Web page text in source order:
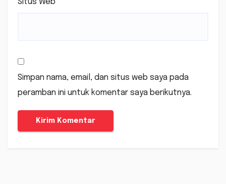
Situs Web
Simpan nama, email, dan situs web saya pada
peramban ini untuk komentar saya berikutnya.